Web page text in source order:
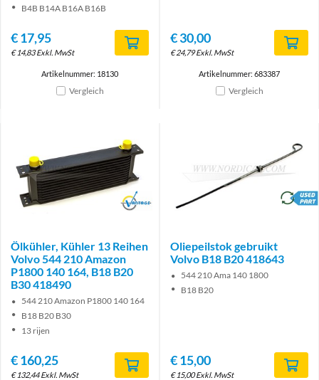
B4B B14A B16A B16B
€17,95
€14,83 Exkl. MwSt
Artikelnummer: 18130
Vergleich
€30,00
€24,79 Exkl. MwSt
Artikelnummer: 683387
Vergleich
Brand
Ölkühler, Kühler 13 Reihen
Volvo 544 210 Amazon
P1800 140 164, B18 B20
B30 418490
544 210 Amazon P1800 140 164
B18 B20 B30
13 rijen
€160,25
€132,44 Exkl. MwSt
brand
Oliepeilstok gebruikt
Volvo B18 B20 418643
544 210 Ama 140 1800
B18 B20
€15,00
€15,00 Exkl. MwSt